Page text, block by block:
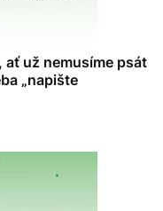
ať už nemusíme psát
„napište